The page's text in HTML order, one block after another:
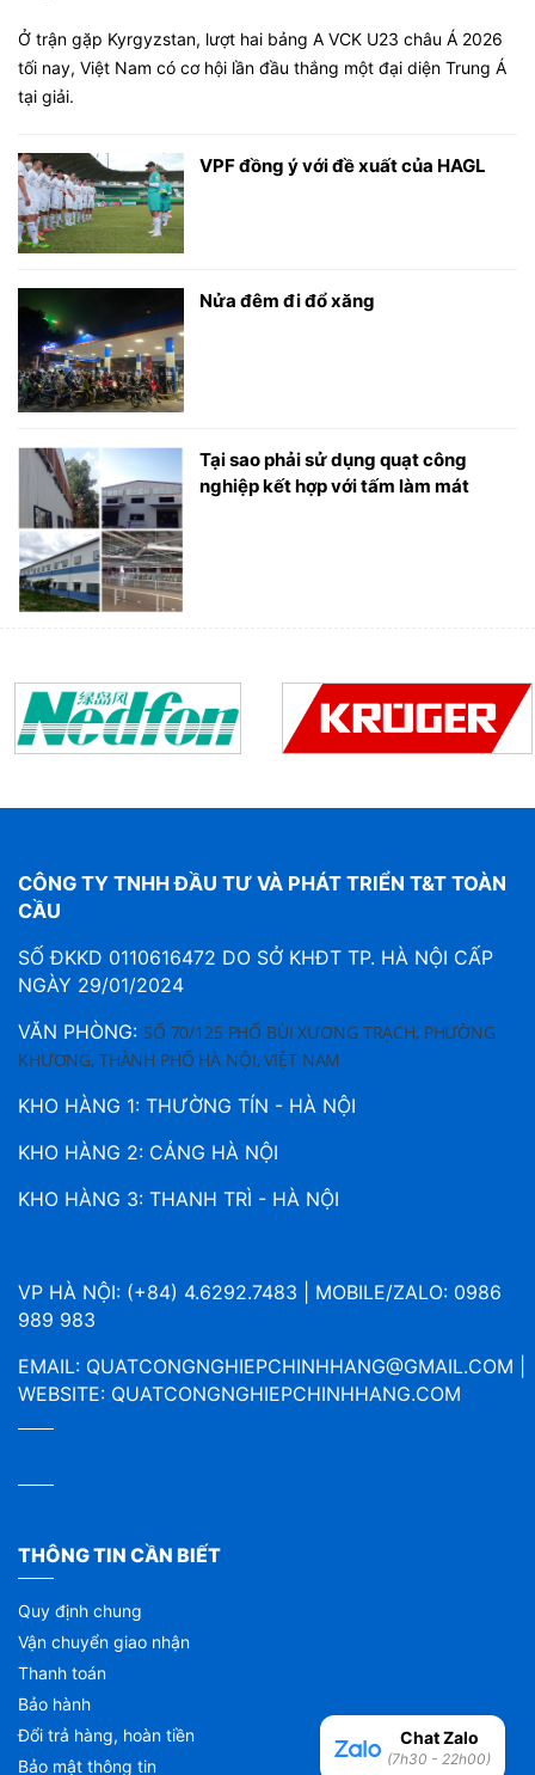
Ở trận gặp Kyrgyzstan, lượt hai bảng A VCK U23 châu Á 2026
tối nay, Việt Nam có cơ hội lần đầu thắng một đại diện Trung Á
tại giải.
VPF đồng ý với đề xuất của HAGL
Nửa đêm đi đổ xăng
Tại sao phải sử dụng quạt công
nghiệp kết hợp với tấm làm mát
CÔNG TY TNHH ĐẦU TƯ VÀ PHÁT TRIỂN T&T TOÀN
CẦU
SỐ ĐKKD 0110616472 DO SỞ KHĐT TP. HÀ NỘI CẤP
NGÀY 29/01/2024
VĂN PHÒNG: SỐ 70/125 PHỐ BÙI XƯƠNG TRẠCH, PHƯỜNG
KHƯƠNG, THÀNH PHỐ HÀ NỘI, VIỆT NAM
KHO HÀNG 1: THƯỜNG TÍN - HÀ NỘI
KHO HÀNG 2: CẢNG HÀ NỘI
KHO HÀNG 3: THANH TRÌ - HÀ NỘI
VP HÀ NỘI: (+84) 4.6292.7483 | MOBILE/ZALO: 0986
989 983
EMAIL: QUATCONGNGHIEPCHINHHANG@GMAIL.COM
WEBSITE: QUATCONGNGHIEPCHINHHANG.COM
THÔNG TIN CẦN BIẾT
Quy định chung
Vận chuyển giao nhận
Thanh toán
Bảo hành
Đổi trả hàng, hoàn tiền
Bảo mật thông tin
Chat Zalo
(7h30 - 22h00)